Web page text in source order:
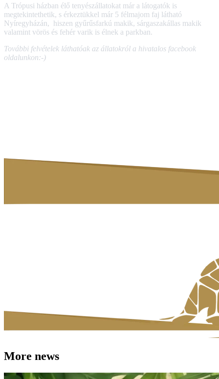
A Trópusi házban élő tenyészállatokat már a látogatók is
megtekintethetik, s érkeztükkel már 5 félmajom faj látható
Nyíregyházán, hiszen gyűrűsfarkú makik, sárgaszakállas makik
valamint vörös és fehér varik is élnek a parkban.
További felvételek láthatóak az állatokról a hivatalos facebook
oldalunkon:-)
More news